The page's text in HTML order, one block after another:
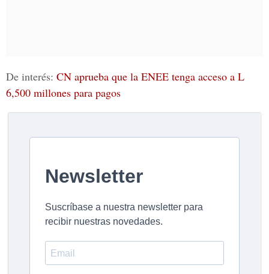
De interés: CN aprueba que la ENEE tenga acceso a L
6,500 millones para pagos